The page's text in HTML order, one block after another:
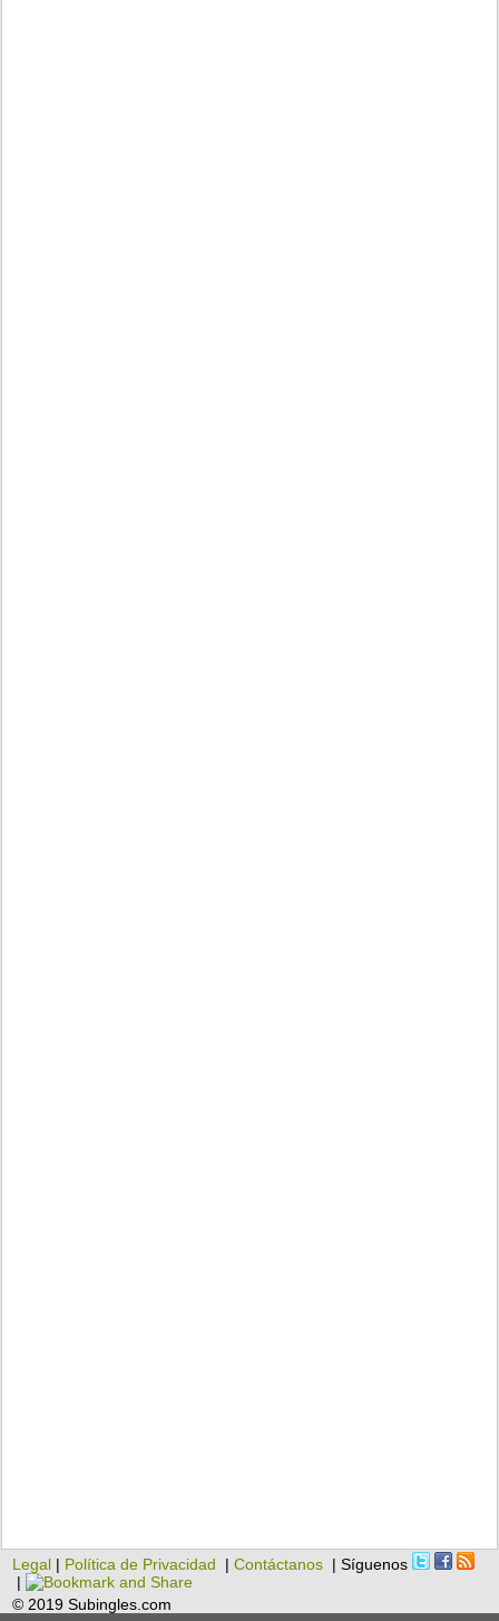
Legal | Política de Privacidad |Contáctanos | Síguenos
|
© 2019 Subingles.com